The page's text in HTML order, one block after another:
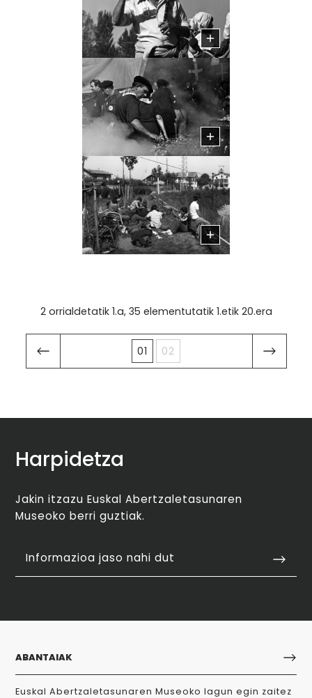
2 orrialdetatik 1.a, 35 elementutatik 1.etik 20.era
01 02
Harpidetza
Jakin itzazu Euskal Abertzaletasunaren
Museoko berri guztiak.
Informazioa jaso nahi dut
ABANTAIAK
Euskal Abertzaletasunaren Museoko lagun egin zaitez